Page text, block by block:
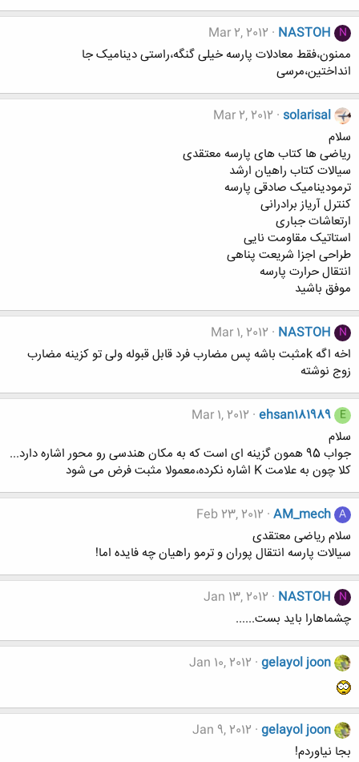
N
NASTOH
Mar 2, 2012
ممنون،فقط معادلات پارسه خیلی گنگه،راستی دینامیک جا
انداختین،مرسی
solarisal
Mar 2, 2012
سلام
ریاضی ها کتاب های پارسه معتقدی
سیالات کتاب راهیان ارشد
ترمودینامیک صادقی پارسه
کنترل آریاز برادرانی
ارتعاشات جباری
استاتیک مقاومت نایی
طراحی اجزا شریعت پناهی
انتقال حرارت پارسه
موفق باشید
N
NASTOH
Mar 1, 2012
اخه اگه kمثبت باشه پس مضارب فرد قابل قبوله ولی تو کزینه مضارب
زوج نوشته
E
ehsan181989
Mar 1, 2012
سلام
جواب 95 همون گزینه ای است که به مکان هندسی رو محور اشاره دارد...
کلا چون به علامت K اشاره نکرده،معمولا مثبت فرض می شود
A
AM_mech
Feb 23, 2012
سلام ریاضی معتقدی
سیالات پارسه انتقال پوران و ترمو راهیان چه فایده اما!
N
NASTOH
Jan 13, 2012
چشماهارا باید بست......
gelayol joon
Jan 10, 2012
gelayol joon
Jan 9, 2012
بجا نیاوردم!